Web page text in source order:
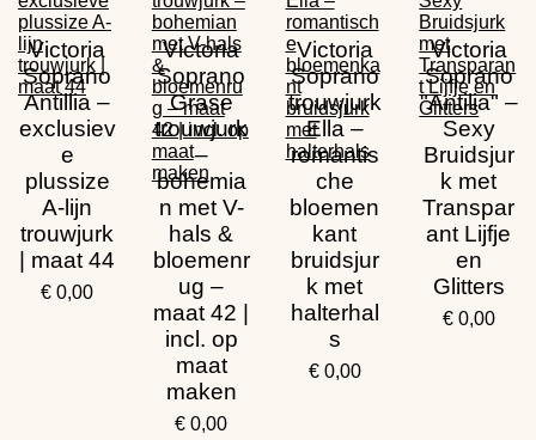
Victoria
Soprano
Antillia –
exclusiev
e
plussize
A-lijn
trouwjurk
| maat 44
€ 0,00
Victoria
Soprano
Grase
trouwjurk
–
bohemia
n met V-
hals &
bloemenr
ug –
maat 42 |
incl. op
maat
maken
€ 0,00
Victoria
Soprano
trouwjurk
Ella –
romantis
che
bloemen
kant
bruidsjur
k met
halterhal
s
€ 0,00
Victoria
Soprano
"Antilia" –
Sexy
Bruidsjur
k met
Transpar
ant Lijfje
en
Glitters
€ 0,00